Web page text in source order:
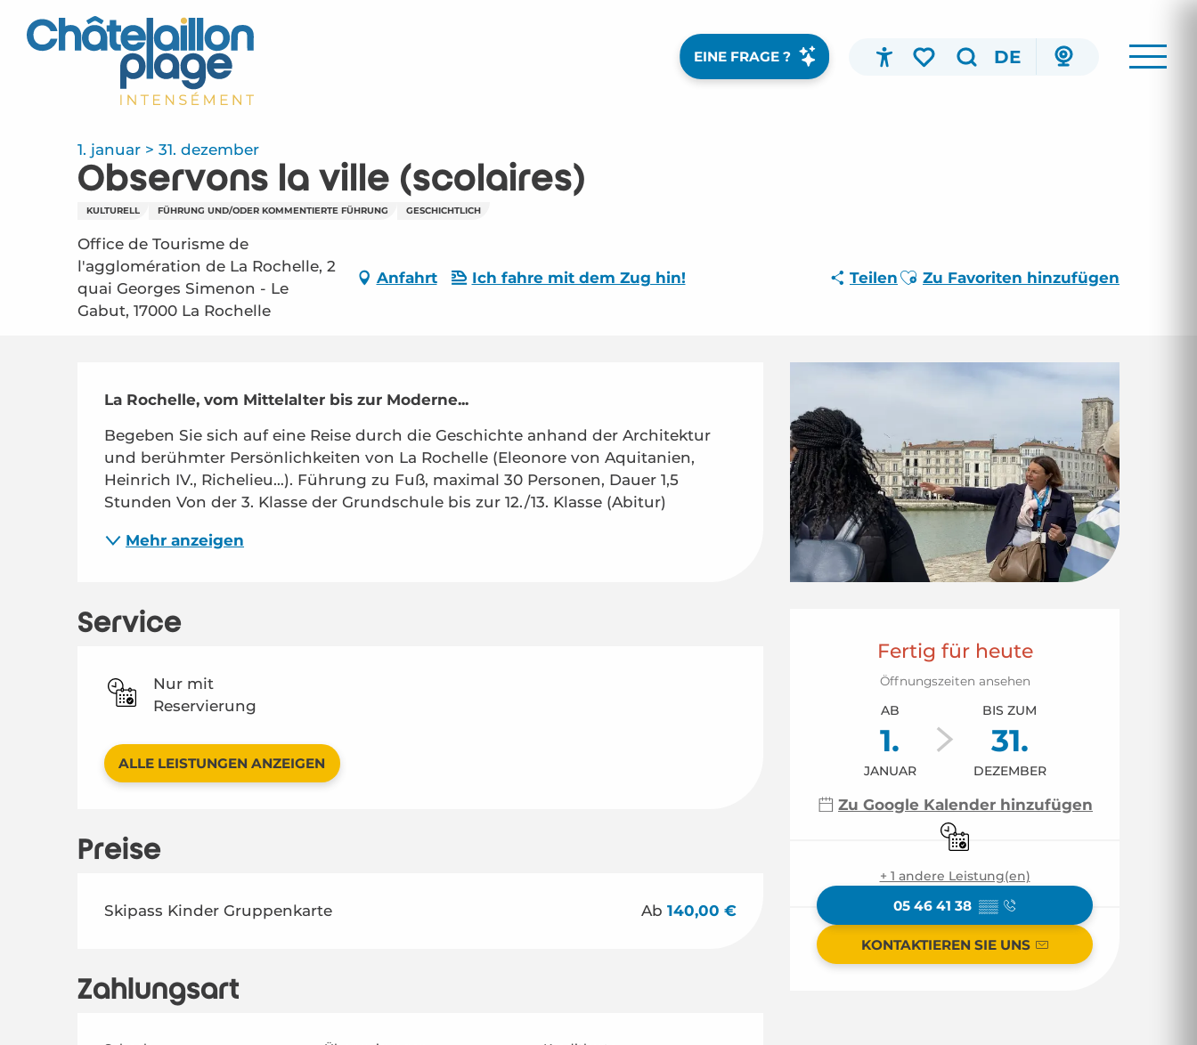
contenu
EINE FRAGE ? DE
1. januar > 31. dezember
Observons la ville (scolaires)
KULTURELL FÜHRUNG UND/ODER KOMMENTIERTE FÜHRUNG GESCHICHTLICH
Office de Tourisme de
l'agglomération de La Rochelle, 2
quai Georges Simenon - Le
Gabut, 17000 La Rochelle
Anfahrt Ich fahre mit dem Zug hin! Teilen Ajouter aux favoris
Zu Favoriten hinzufügen
Öffnungszeiten &
Fertig für heute
Öffnungszeiten ansehen
AB
1.
JANUAR
BIS ZUM
31.
DEZEMBER
Zu Google Kalender hinzufügen
Nur mit Reservierung
+ 1 andere Leistung(en)
05 46 41 38 ▒▒
KONTAKTIEREN SIE UNS
Beschreibung
La Rochelle, vom Mittelalter bis zur Moderne...
Begeben Sie sich auf eine Reise durch die Geschichte anhand der Architektur
und berühmter Persönlichkeiten von La Rochelle (Eleonore von Aquitanien,
Heinrich IV., Richelieu…). Führung zu Fuß, maximal 30 Personen, Dauer 1,5
Stunden Von der 3. Klasse der Grundschule bis zur 12./13. Klasse (Abitur)
Mehr anzeigen
Service
Nur mit
Reservierung
ALLE LEISTUNGEN ANZEIGEN
Preise
Preise 2026
Skipass Kinder Gruppenkarte Ab140,00 €
Zahlungsart